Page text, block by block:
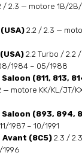
/ 2.3 — motore 1B/
2.2 / 2.3 —
2.2 Turbo / 2.2
1984 – 05/1988
(811, 813,
— motore KK/KL/JT/
Saloon (893, 894,
1987 – 10/1991
Avant (8C5) 2.3 /
1996